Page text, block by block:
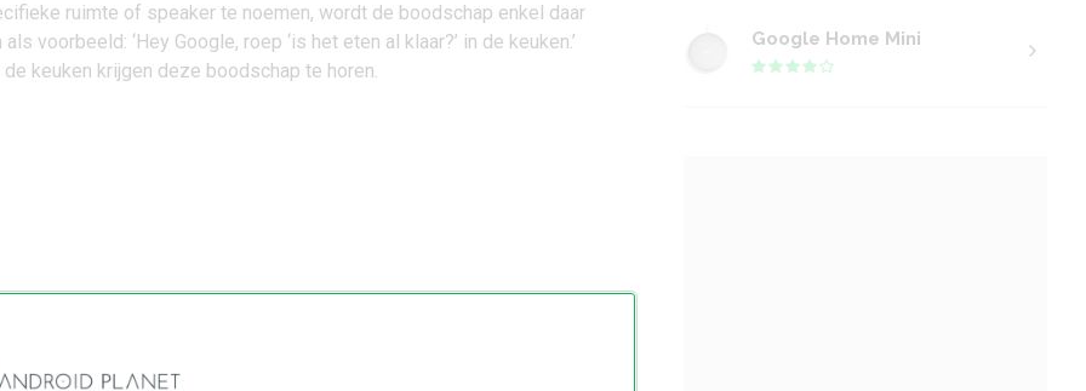
ruimte of speaker te noemen, wordt de boodschap enkel daar
voorbeeld: ‘Hey Google, roep ‘is het eten al klaar?’ in de keuken.’
keuken krijgen deze boodschap te horen.
Google Home Mini